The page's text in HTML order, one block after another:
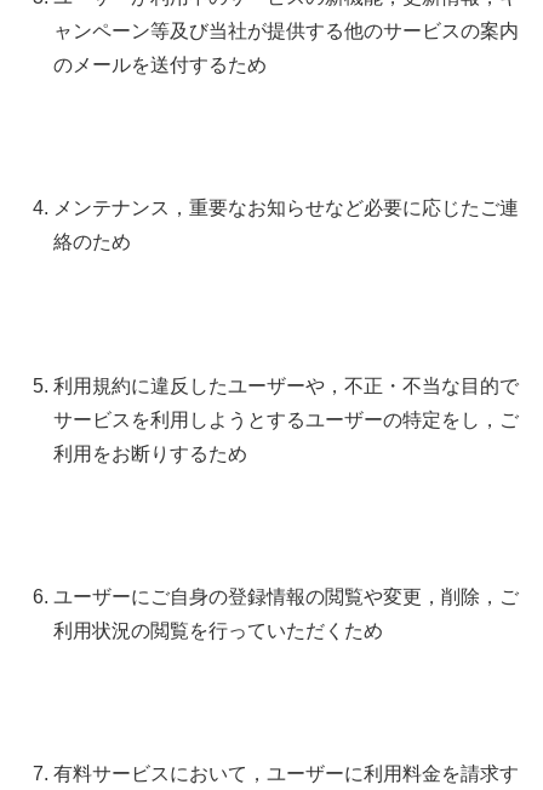
ャンペーン等及び当社が提供する他のサービスの案内
のメールを送付するため
メンテナンス，重要なお知らせなど必要に応じたご連
絡のため
利用規約に違反したユーザーや，不正・不当な目的で
サービスを利用しようとするユーザーの特定をし，ご
利用をお断りするため
ユーザーにご自身の登録情報の閲覧や変更，削除，ご
利用状況の閲覧を行っていただくため
有料サービスにおいて，ユーザーに利用料金を請求す